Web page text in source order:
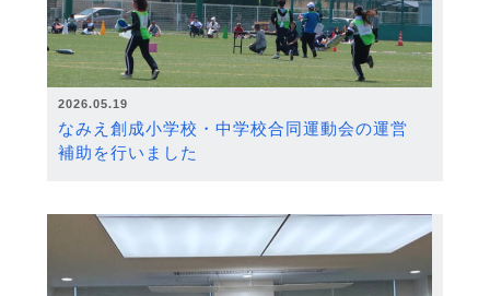
2026.05.19
なみえ創成小学校・中学校合同運動会の運営
補助を行いました